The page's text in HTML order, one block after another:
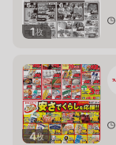
1枚
4枚